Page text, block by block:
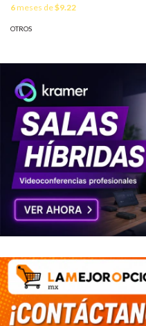
6meses de$9.22
OTROS